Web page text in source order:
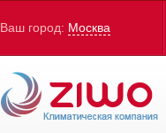
Ваш город: Москва